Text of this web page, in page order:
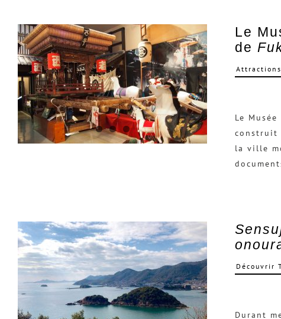
Le
de
Attractions
Le
construit
la ville
Découvrir
Durant